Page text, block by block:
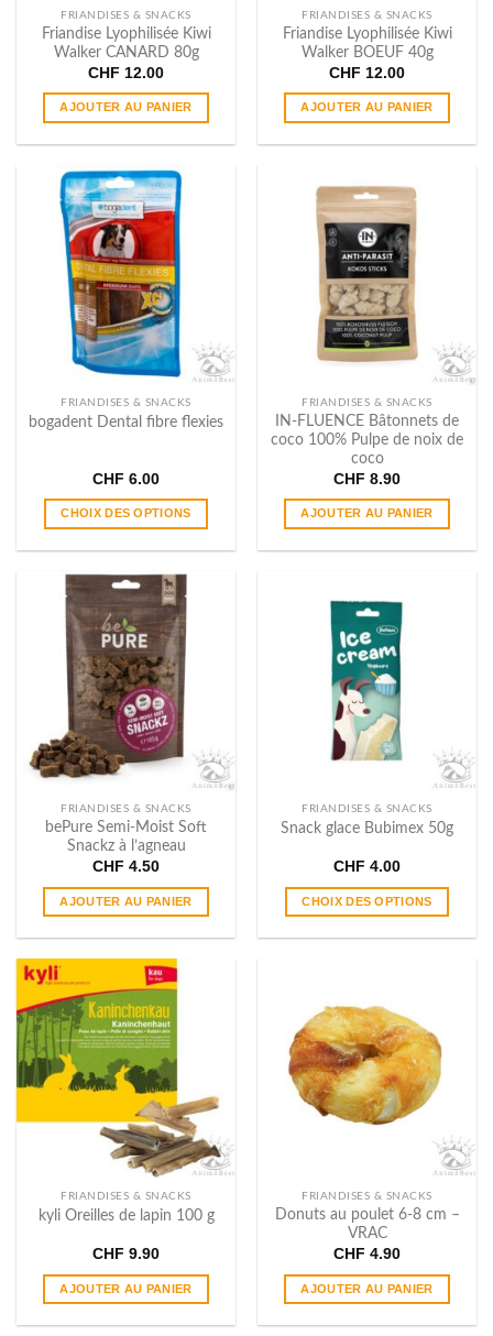
page
du
produit
page
du
produit
FRIANDISES & SNACKS
Friandise Lyophilisée Kiwi
Walker CANARD 80g
CHF 12.00
AJOUTER AU PANIER
FRIANDISES & SNACKS
Friandise Lyophilisée Kiwi
Walker BOEUF 40g
CHF 12.00
AJOUTER AU PANIER
FRIANDISES & SNACKS
bogadent Dental fibre flexies
CHF 6.00
CHOIX DES OPTIONS
a
plusieurs
variations.
Les
options
peuvent
être
choisies
sur
page
du
produit
FRIANDISES & SNACKS
IN​-​FLUENCE Bâtonnets de
coco 100% Pulpe de noix de
coco
CHF 8.90
AJOUTER AU PANIER
FRIANDISES & SNACKS
bePure Semi​-​Moist Soft
Snackz à l’agneau
CHF 4.50
AJOUTER AU PANIER
FRIANDISES & SNACKS
Snack glace Bubimex 50g
CHF 4.00
CHOIX DES OPTIONS
variations.
Les
options
peuvent
être
choisies
page
du
produit
FRIANDISES & SNACKS
kyli Oreilles de lapin 100 g
CHF 9.90
AJOUTER AU PANIER
FRIANDISES & SNACKS
Donuts au poulet 6-8 cm –
VRAC
CHF 4.90
AJOUTER AU PANIER